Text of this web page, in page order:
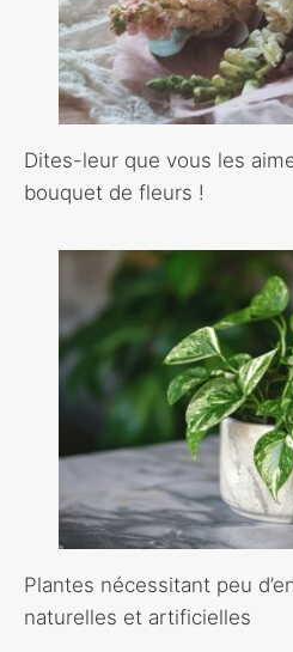
Dites-leur que vous les
bouquet de fleurs !
Plantes nécessitant peu
naturelles et artificielles